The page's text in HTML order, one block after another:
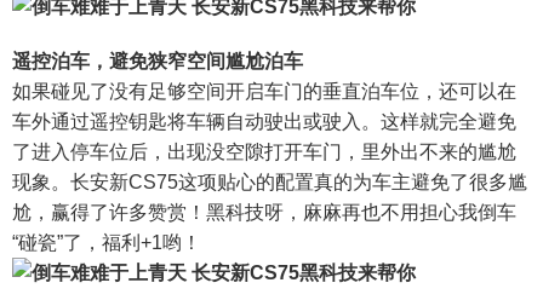
遥控泊车，避免狭窄空间尴尬泊车
如果碰见了没有足够空间开启车门的垂直泊车位，还可以在
车外通过遥控钥匙将车辆自动驶出或驶入。这样就完全避免
了进入停车位后，出现没空隙打开车门，里外出不来的尴尬
现象。长安新CS75这项贴心的配置真的为车主避免了很多尴
尬，赢得了许多赞赏！黑科技呀，麻麻再也不用担心我倒车
“碰瓷”了，福利+1哟！